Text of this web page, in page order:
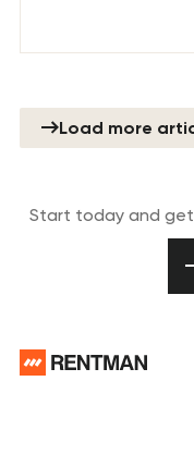
Load more
Start today and